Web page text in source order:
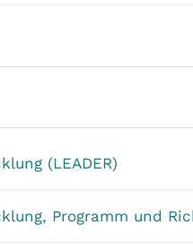
(LEADER)
Programm und